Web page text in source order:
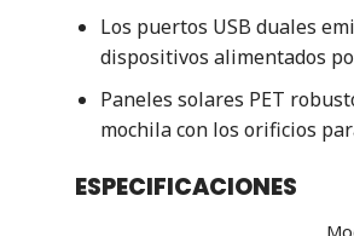
Los puertos USB duales
dispositivos alimentados
Paneles solares PET
mochila con los orificios
ESPECIFICACIONES